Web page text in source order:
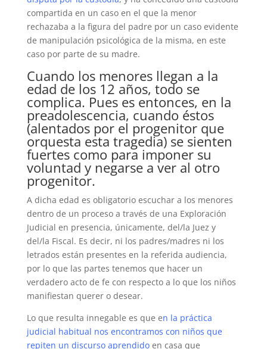
compartida en un caso en el que la menor
rechazaba a la figura del padre por un caso evidente
de manipulación psicológica de la misma, en este
caso por parte de su madre.
Cuando los menores llegan a la
edad de los 12 años, todo se
complica. Pues es entonces, en la
preadolescencia, cuando éstos
(alentados por el progenitor que
orquesta esta tragedia) se sienten
fuertes como para imponer su
voluntad y negarse a ver al otro
progenitor.
A dicha edad es obligatorio escuchar a los menores
dentro de un proceso a través de una Exploración
Judicial en presencia, únicamente, del/la Juez y
del/la Fiscal. Es decir, ni los padres/madres ni los
letrados están presentes en la referida audiencia,
por lo que las partes tenemos que hacer un
verdadero acto de fe con respecto a lo que los niños
manifiestan querer o desear.
Lo que resulta innegable es que en la práctica
judicial habitual nos encontramos con niños que
repiten un discurso aprendidoen casa que